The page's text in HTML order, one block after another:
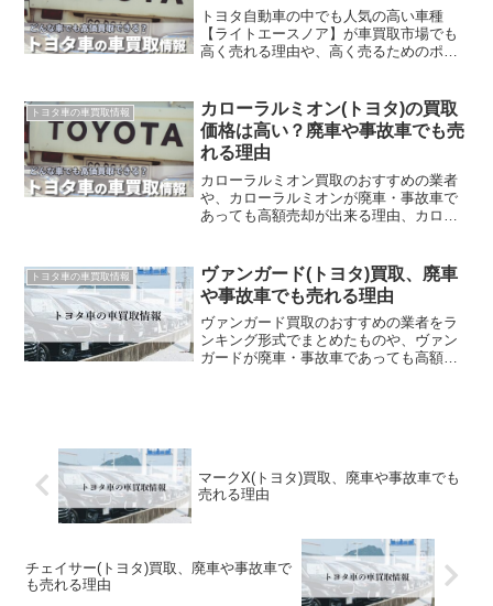
トヨタ自動車の中でも人気の高い車種
【ライトエースノア】が車買取市場でも
高く売れる理由や、高く売るためのポイ
えている方、現在ライトエースノアに乗
っている方はぜひ参考にしてみてくださ
い。
トヨタ車の車買取情報
カローラルミオン(トヨタ)の買取
価格は高い？廃車や事故車でも売
れる理由
カローラルミオン買取のおすすめの業者
や、カローラルミオンが廃車・事故車で
あっても高額売却が出来る理由、カロー
トヨタ車の車買取情報
ヴァンガード(トヨタ)買取、廃車
や事故車でも売れる理由
ヴァンガード買取のおすすめの業者をラ
ンキング形式でまとめたものや、ヴァン
ガードが廃車・事故車であっても高額売
マークX(トヨタ)買取、廃車や事故車でも
売れる理由
チェイサー(トヨタ)買取、廃車や事故車で
も売れる理由